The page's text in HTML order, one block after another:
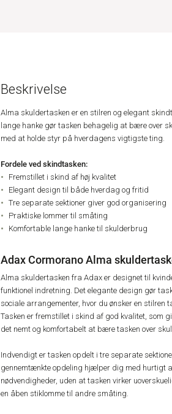
Beskrivelse
Alma skuldertasken er en stilren og elegant
lange hanke gør tasken behagelig at bære over
med at holde styr på hverdagens vigtigste ting.
Fordele ved skindtasken:
Fremstillet i skind af høj kvalitet
Elegant design til både hverdag og fritid
Tre separate sektioner giver god organisering
Praktiske lommer til småting
Komfortable lange hanke til skulderbrug
Adax Cormorano Alma
Alma skuldertasken fra Adax er designet til
funktionel indretning. Det elegante design gør
sociale arrangementer, hvor du ønsker en
Tasken er fremstillet i skind af god kvalitet, som
det nemt og komfortabelt at bære tasken over
Indvendigt er tasken opdelt i tre separate
gennemtænkte opdeling hjælper dig med hurtigt
nødvendigheder, uden at tasken virker
en åben stiklomme til andre småting.